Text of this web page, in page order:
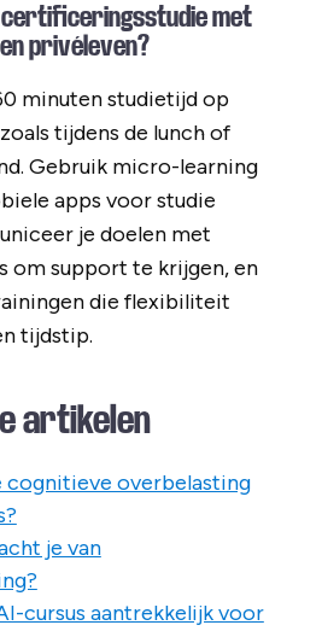
certificeringsstudie met
privéleven?
minuten studietijd op
tijdens de lunch of
Gebruik micro-learning
apps voor studie
je doelen met
om support te krijgen, en
die flexibiliteit
tijdstip.
artikelen
cognitieve overbelasting
je van
cursus aantrekkelijk voor